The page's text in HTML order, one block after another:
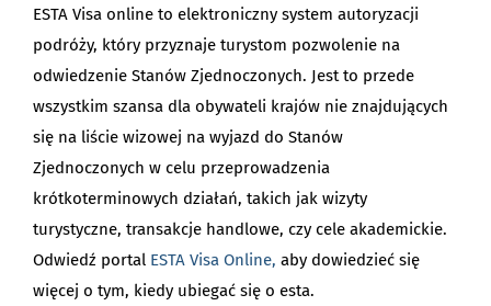
ESTA Visa online to elektroniczny system autoryzacji
podróży, który przyznaje turystom pozwolenie na
odwiedzenie Stanów Zjednoczonych. Jest to przede
wszystkim szansa dla obywateli krajów nie znajdujących
się na liście wizowej na wyjazd do Stanów
Zjednoczonych w celu przeprowadzenia
krótkoterminowych działań, takich jak wizyty
turystyczne, transakcje handlowe, czy cele akademickie.
Odwiedź portal ESTA Visa Online, aby dowiedzieć się
więcej o tym, kiedy ubiegać się o esta.